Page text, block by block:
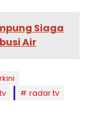
Siaga
Air
radar tv